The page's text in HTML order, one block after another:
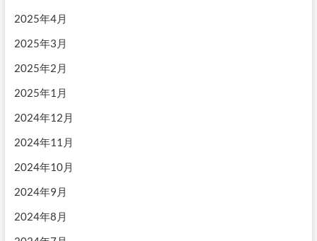
2025年4月
2025年3月
2025年2月
2025年1月
2024年12月
2024年11月
2024年10月
2024年9月
2024年8月